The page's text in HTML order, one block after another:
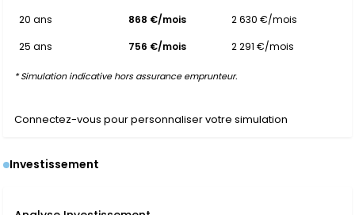
20 ans
868 €/mois
2 630 €/mois
25 ans
756 €/mois 2 291 €/mois
* Simulation indicative hors assurance emprunteur.
Connectez-vous pour personnaliser votre simulation
Investissement